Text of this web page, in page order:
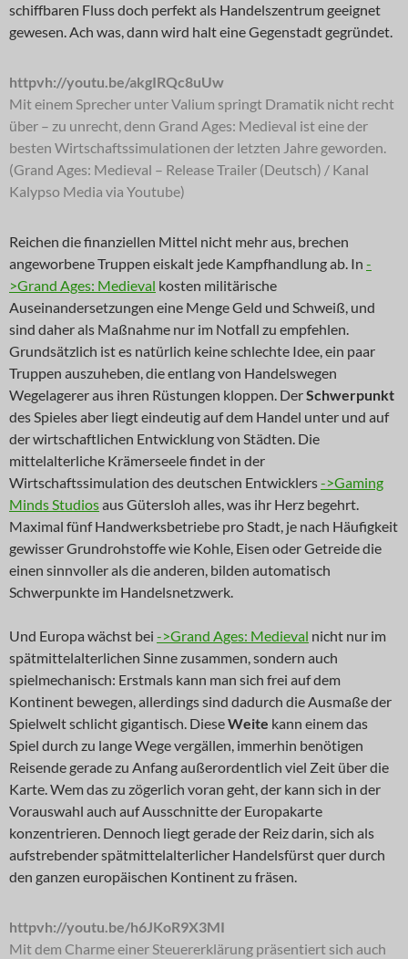
schiffbaren Fluss doch perfekt als Handelszentrum geeignet
gewesen. Ach was, dann wird halt eine Gegenstadt gegründet.
httpvh://youtu.be/akgIRQc8uUw
Mit einem Sprecher unter Valium springt Dramatik nicht recht
über – zu unrecht, denn Grand Ages: Medieval ist eine der
besten Wirtschaftssimulationen der letzten Jahre geworden.
(Grand Ages: Medieval – Release Trailer (Deutsch) / Kanal
Kalypso Media via Youtube)
Reichen die finanziellen Mittel nicht mehr aus, brechen
angeworbene Truppen eiskalt jede Kampfhandlung ab. In -
>Grand Ages: Medieval kosten militärische
Auseinandersetzungen eine Menge Geld und Schweiß, und
sind daher als Maßnahme nur im Notfall zu empfehlen.
Grundsätzlich ist es natürlich keine schlechte Idee, ein paar
Truppen auszuheben, die entlang von Handelswegen
Wegelagerer aus ihren Rüstungen kloppen. DerSchwerpunkt
des Spieles aber liegt eindeutig auf dem Handel unter und auf
der wirtschaftlichen Entwicklung von Städten. Die
mittelalterliche Krämerseele findet in der
Wirtschaftssimulation des deutschen Entwicklers->Gaming
Minds Studiosaus Gütersloh alles, was ihr Herz begehrt.
Maximal fünf Handwerksbetriebe pro Stadt, je nach Häufigkeit
gewisser Grundrohstoffe wie Kohle, Eisen oder Getreide die
einen sinnvoller als die anderen, bilden automatisch
Schwerpunkte im Handelsnetzwerk.
Und Europa wächst bei ->Grand Ages: Medieval nicht nur im
spätmittelalterlichen Sinne zusammen, sondern auch
spielmechanisch: Erstmals kann man sich frei auf dem
Kontinent bewegen, allerdings sind dadurch die Ausmaße der
Spielwelt schlicht gigantisch. DieseWeite kann einem das
Spiel durch zu lange Wege vergällen, immerhin benötigen
Reisende gerade zu Anfang außerordentlich viel Zeit über die
Karte. Wem das zu zögerlich voran geht, der kann sich in der
Vorauswahl auch auf Ausschnitte der Europakarte
konzentrieren. Dennoch liegt gerade der Reiz darin, sich als
aufstrebender spätmittelalterlicher Handelsfürst quer durch
den ganzen europäischen Kontinent zu fräsen.
httpvh://youtu.be/h6JKoR9X3MI
Mit dem Charme einer Steuererklärung präsentiert sich auch